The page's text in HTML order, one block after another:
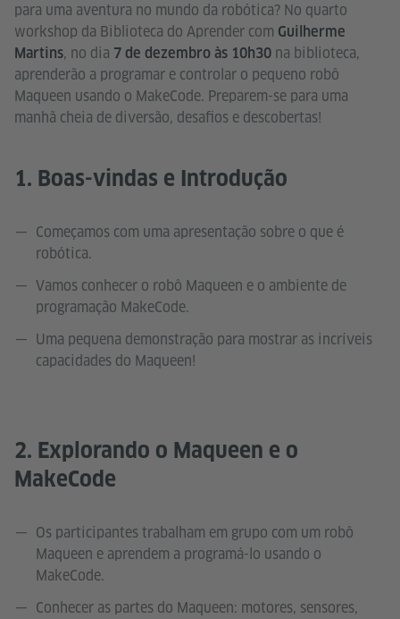
para uma aventura no mundo da robótica? No quarto
workshop da Biblioteca do Aprender com Guilherme
Martins, no dia 7 de dezembro às 10h30 na biblioteca,
aprenderão a programar e controlar o pequeno robô
Maqueen usando o MakeCode. Preparem-se para uma
manhã cheia de diversão, desafios e descobertas!
1. Boas-vindas e Introdução
Começamos com uma apresentação sobre o que é
robótica.
Vamos conhecer o robô Maqueen e o ambiente de
programação MakeCode.
Uma pequena demonstração para mostrar as incríveis
capacidades do Maqueen!
2. Explorando o Maqueen e o
MakeCode
Os participantes trabalham em grupo com um robô
Maqueen e aprendem a programá-lo usando o
MakeCode.
Conhecer as partes do Maqueen: motores, sensores,